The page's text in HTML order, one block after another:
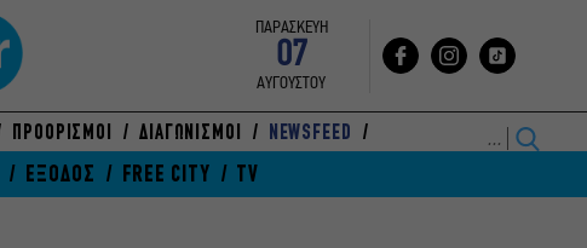
ΠΑΡΑΣΚΕΥΗ
07
ΑΥΓΟΥΣΤΟΥ
ΠΡΟΟΡΙΣΜΟΙ ΔΙΑΓΩΝΙΣΜΟΙ NEWSFEED
ΕΞΟΔΟΣ FREE CITY TV